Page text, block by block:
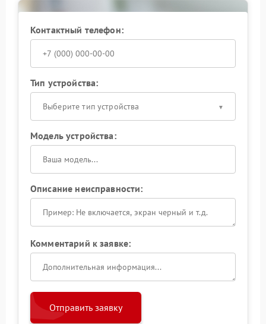
Контактный телефон:
Тип устройства:
Выберите тип устройства
Модель устройства:
Описание неисправности:
Комментарий к заявке:
Отправить заявку